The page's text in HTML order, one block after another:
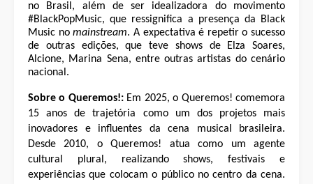
no Brasil, além de ser idealizadora do movimento
#BlackPopMusic, que ressignifica a presença da Black
Music nomainstream. A expectativa é repetir o sucesso
de outras edições, que teve shows de Elza Soares,
Alcione, Marina Sena, entre outras artistas do cenário
nacional.
Sobre o Queremos!: Em 2025, o Queremos! comemora
15 anos de trajetória como um dos projetos mais
inovadores e influentes da cena musical brasileira.
Desde 2010, o Queremos! atua como um agente
cultural plural, realizando shows, festivais e
experiências que colocam o público no centro da cena.